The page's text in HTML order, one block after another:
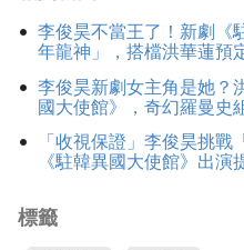
李俊昊不當王了！新劇《
年龍神」，搭檔洪華蓮預
李俊昊新劇女主角是她？
國大使館》，奇幻羅曼史
「收視保證」李俊昊挑
《駐韓異國大使館》出演
標籤